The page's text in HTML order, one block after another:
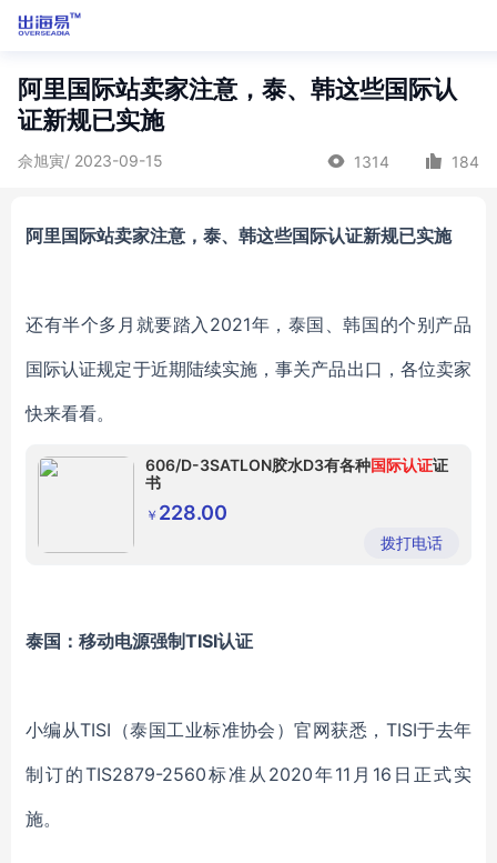
阿里国际站卖家注意，泰、韩这些国际认
证新规已实施
佘旭寅/ 2023-09-15 1314 184
阿里国际站卖家注意，泰、韩这些国际认证新规已实施
还有半个多月就要踏入2021年，泰国、韩国的个别产品
国际认证规定于近期陆续实施，事关产品出口，各位卖家
快来看看。
606/D-3SATLON胶水D3有各种国际认证证
书
￥ 228.00
拨打电话
泰国：移动电源强制TISI认证
小编从TISI（泰国工业标准协会）官网获悉，TISI于去年
制订的TIS2879-2560标准从2020年11月16日正式实
施。